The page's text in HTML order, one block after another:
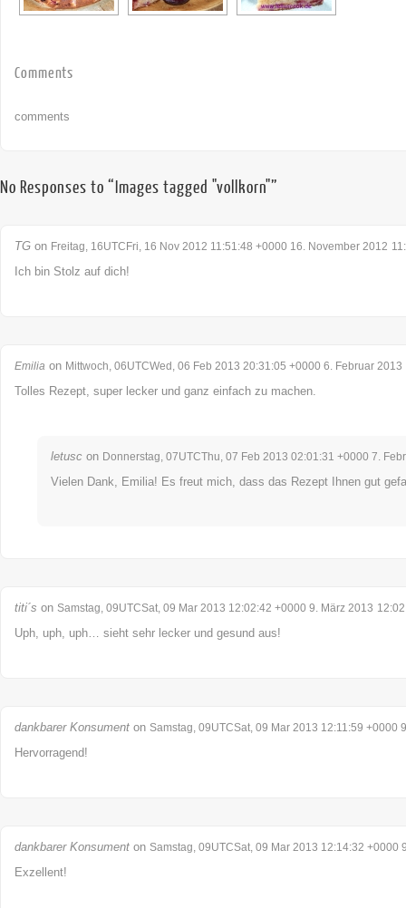
Comments
comments
No Responses to “Images tagged "vollkorn"”
TG on Freitag, 16UTCFri, 16 Nov 2012 11:51:48 +0000 16. November 2012
Ich bin Stolz auf dich!
Emilia on Mittwoch, 06UTCWed, 06 Feb 2013 20:31:05 +0000 6. Februar 2013
Tolles Rezept, super lecker und ganz einfach zu machen.
letusc on Donnerstag, 07UTCThu, 07 Feb 2013 02:01:31 +0000 7.
Vielen Dank, Emilia! Es freut mich, dass das Rezept Ihnen gut
titi´s on Samstag, 09UTCSat, 09 Mar 2013 12:02:42 +0000 9. März 2013 12:02
Uph, uph, uph… sieht sehr lecker und gesund aus!
dankbarer Konsument on Samstag, 09UTCSat, 09 Mar 2013 12:11:59 +0000
Hervorragend!
dankbarer Konsument on Samstag, 09UTCSat, 09 Mar 2013 12:14:32 +0000
Exzellent!